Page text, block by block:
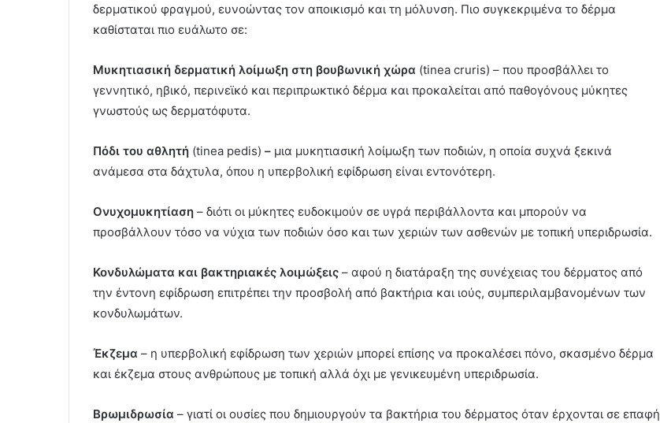
δερματικού φραγμού, ευνοώντας τον αποικισμό και τη μόλυνση. Πιο συγκεκριμένα το δέρμα
καθίσταται πιο ευάλωτο σε:
Μυκητιασική δερματική λοίμωξη στη βουβωνική χώρα (tinea cruris) – που προσβάλλει το
γεννητικό, ηβικό, περινεϊκό και περιπρωκτικό δέρμα και προκαλείται από παθογόνους μύκητες
γνωστούς ως δερματόφυτα.
Πόδι του αθλητή (tinea pedis) – μια μυκητιασική λοίμωξη των ποδιών, η οποία συχνά ξεκινά
ανάμεσα στα δάχτυλα, όπου η υπερβολική εφίδρωση είναι εντονότερη.
Ονυχομυκητίαση – διότι οι μύκητες ευδοκιμούν σε υγρά περιβάλλοντα και μπορούν να
προσβάλλουν τόσο να νύχια των ποδιών όσο και των χεριών των ασθενών με τοπική υπεριδρωσία.
Κονδυλώματα και βακτηριακές λοιμώξεις – αφού η διατάραξη της συνέχειας του δέρματος από
την έντονη εφίδρωση επιτρέπει την προσβολή από βακτήρια και ιούς, συμπεριλαμβανομένων των
κονδυλωμάτων.
Έκζεμα – η υπερβολική εφίδρωση των χεριών μπορεί επίσης να προκαλέσει πόνο, σκασμένο δέρμα
και έκζεμα στους ανθρώπους με τοπική αλλά όχι με γενικευμένη υπεριδρωσία.
Βρωμιδρωσία – γιατί οι ουσίες που δημιουργούν τα βακτήρια του δέρματος όταν έρχονται σε επαφή